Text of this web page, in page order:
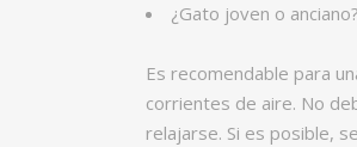
¿Gato joven o anciano?
Es recomendable para
corrientes de aire. No
relajarse. Si es posible,